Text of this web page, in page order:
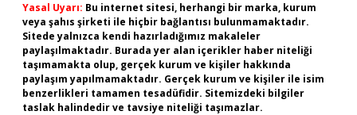
Yasal Uyarı: Bu internet sitesi, herhangi bir marka, kurum
veya şahıs şirketi ile hiçbir bağlantısı bulunmamaktadır.
Sitede yalnızca kendi hazırladığımız makaleler
paylaşılmaktadır. Burada yer alan içerikler haber niteliği
taşımamakta olup, gerçek kurum ve kişiler hakkında
paylaşım yapılmamaktadır. Gerçek kurum ve kişiler ile isim
benzerlikleri tamamen tesadüfidir. Sitemizdeki bilgiler
taslak halindedir ve tavsiye niteliği taşımazlar.